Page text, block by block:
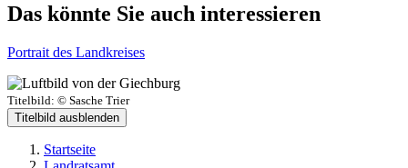
Das könnte Sie auch interessieren
Portrait des Landkreises
Titelbild: © Sasche Trier
Titelbild ausblenden
Startseite